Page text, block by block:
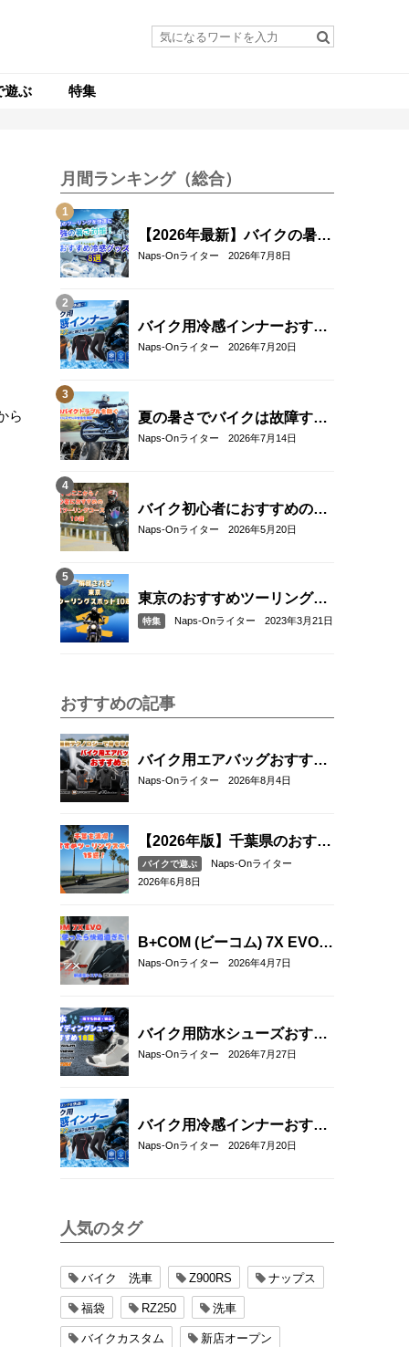
遊ぶ 特集
ら
月間ランキング（総合）
【2026年最新】バイクの暑さ
対策・冷感グッズおすすめ8
Naps-Onライター 2026年7月8日
バイク用冷感インナーおすす
め22選！夏のツーリングを快
Naps-Onライター 2026年7月20日
夏の暑さでバイクは故障す
る？起こりやすいトラブルと
Naps-Onライター 2026年7月14日
バイク初心者におすすめの関
東近郊ツーリングコース10選
Naps-Onライター 2026年5月20日
東京のおすすめツーリングス
ポット10選
特集 Naps-Onライター 2023年3月21日
おすすめの記事
バイク用エアバッグおすすめ
5選！｜RSタイチ・HYOD・
Naps-Onライター 2026年8月4日
【2026年版】千葉県のおすす
めツーリングスポット15選｜
海沿い・絶景・ワインディン
バイクで遊ぶ
Naps-Onライター
2026年6月8日
B+COM (ビーコム) 7X EVOを
実際に使ってみた！新通信方
Naps-Onライター 2026年4月7日
バイク用防水シューズおすす
め18選！雨の日も快適なライ
Naps-Onライター 2026年7月27日
バイク用冷感インナーおすす
め22選！夏のツーリングを快
Naps-Onライター 2026年7月20日
人気のタグ
バイク 洗車 Z900RS ナップス
福袋 RZ250 洗車
バイクカスタム 新店オープン